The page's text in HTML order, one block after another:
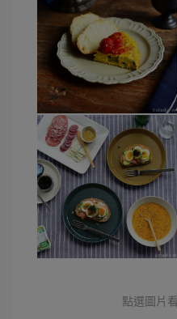
點選圖片